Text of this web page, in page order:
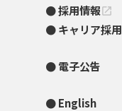
採用情報open_in_new
キャリア採用
電子公告
English